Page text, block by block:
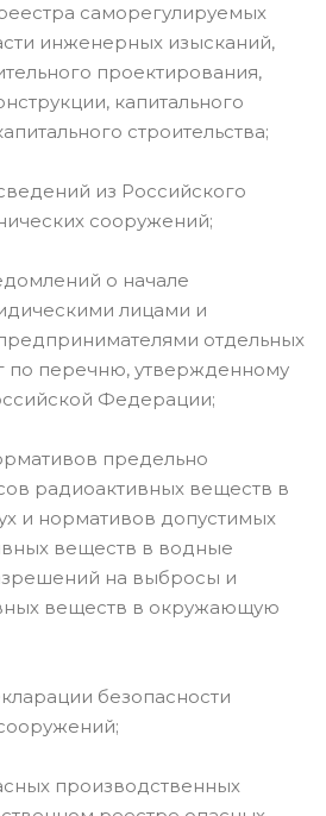
саморегулируемых
инженерных изысканий,
проектирования,
капитального
строительства;
из Российского
сооружений;
о начале
лицами и
отдельных
по перечню, утвержденному
Федерации;
предельно
радиоактивных веществ в
и нормативов допустимых
веществ в водные
на выбросы и
веществ в окружающую
безопасности
производственных